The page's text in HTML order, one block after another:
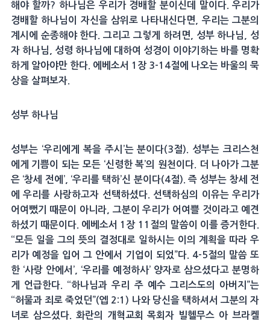
해야 할까? 하나님은 우리가 경배할 분이신데 말이다. 우리가
경배할 하나님이 자신을 삼위로 나타내신다면, 우리는 그분의
계시에 순종해야 한다. 그리고 그렇게 하려면, 성부 하나님, 성
자 하나님, 성령 하나님에 대하여 성경이 이야기하는 바를 명확
하게 알아야만 한다. 에베소서 1장 3-14절에 나오는 바울의 묵
상을 살펴보자.
성부 하나님
성부는 ‘우리에게 복을 주시’는 분이다(3절). 성부는 크리스천
에게 기쁨이 되는 모든 ‘신령한 복’의 원천이다. 더 나아가 그분
은 ‘창세 전에’, ‘우리를 택하’신 분이다(4절). 즉 성부는 창세 전
에 우리를 사랑하고자 선택하셨다. 선택하심의 이유는 우리가
어여뻤기 때문이 아니라, 그분이 우리가 어여쁠 것이라고 예견
하셨기 때문이다. 에베소서 1장 11절의 말씀이 이를 증거한다.
“모든 일을 그의 뜻의 결정대로 일하시는 이의 계획을 따라 우
리가 예정을 입어 그 안에서 기업이 되었”다. 4-5절의 말씀 또
한 ‘사랑 안에서’, ‘우리를 예정하사’ 양자로 삼으셨다고 분명하
게 언급한다. “하나님과 우리 주 예수 그리스도의 아버지”는
“허물과 죄로 죽었던”(엡 2:1) 나와 당신을 택하셔서 그분의 자
녀로 삼으셨다. 화란의 개혁교회 목회자 빌헬무스 아 브라켈